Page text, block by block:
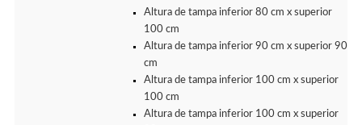
Altura de tampa inferior 80 cm x superior
100 cm
Altura de tampa inferior 90 cm x superior 90
cm
Altura de tampa inferior 100 cm x superior
100 cm
Altura de tampa inferior 100 cm x superior